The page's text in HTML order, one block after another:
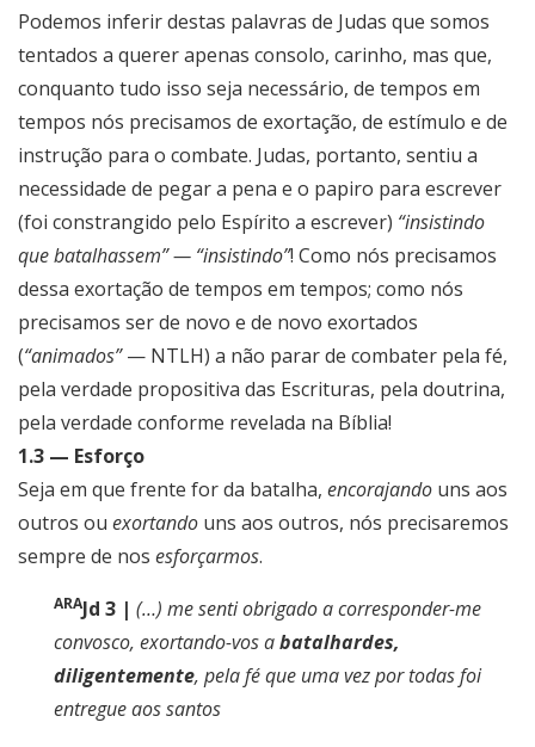
Podemos inferir destas palavras de Judas que somos
tentados a querer apenas consolo, carinho, mas que,
conquanto tudo isso seja necessário, de tempos em
tempos nós precisamos de exortação, de estímulo e de
instrução para o combate. Judas, portanto, sentiu a
necessidade de pegar a pena e o papiro para escrever
(foi constrangido pelo Espírito a escrever) “insistindo
que batalhassem” — “insistindo”! Como nós precisamos
dessa exortação de tempos em tempos; como nós
precisamos ser de novo e de novo exortados
(“animados”— NTLH) a não parar de combater pela fé,
pela verdade propositiva das Escrituras, pela doutrina,
pela verdade conforme revelada na Bíblia!
1.3 — Esforço
Seja em que frente for da batalha, encorajando uns aos
outros ou exortando uns aos outros, nós precisaremos
sempre de nos esforçarmos.
ARAJd 3 | (…) me senti obrigado a corresponder-me
convosco, exortando-vos abatalhardes,
diligentemente, pela fé que uma vez por todas foi
entregue aos santos